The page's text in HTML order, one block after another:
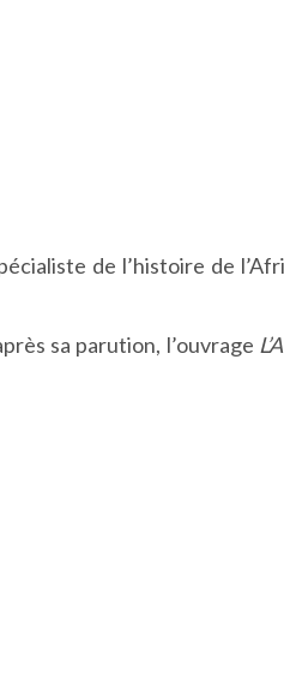
de l’histoire de
sa parution, l’ouvrage